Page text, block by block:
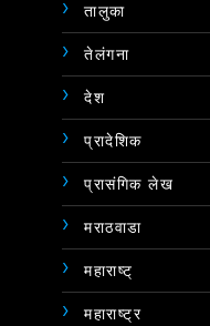
तालुका
तेलंगना
देश
प्रादेशिक
प्रासंगिक लेख
मराठवाडा
महाराष्ट्
महाराष्ट्र